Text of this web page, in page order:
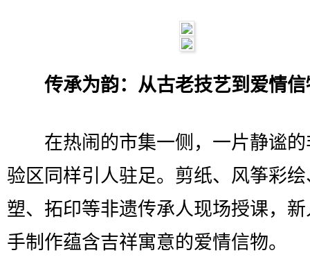
传承为韵：从古老技艺到爱情信
在热闹的市集一侧，一片静谧的
验区同样引人驻足。剪纸、风筝彩
塑、拓印等非遗传承人现场授课，
手制作蕴含吉祥寓意的爱情信物。